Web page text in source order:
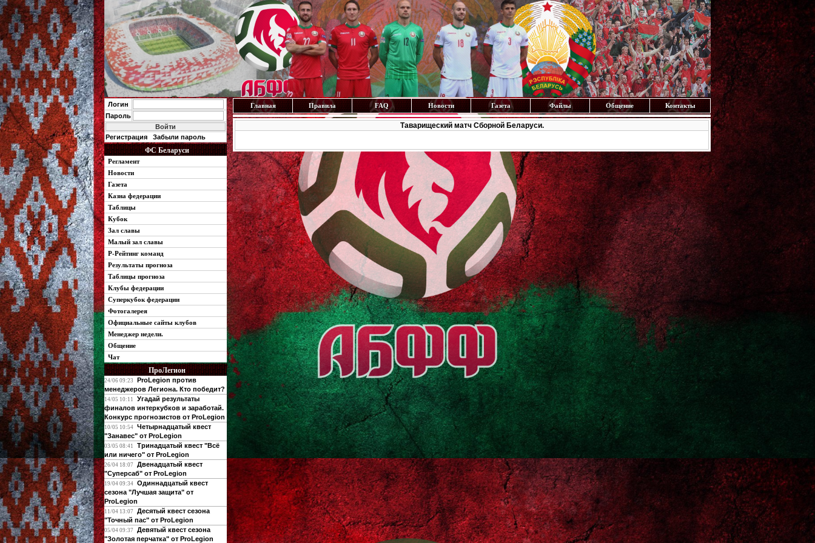
Логин
Пароль
Регистрация Забыли пароль
ФС Беларуси
Регламент
Новости
Газета
Казна федерации
Таблицы
Кубок
Зал славы
Малый зал славы
Р-Рейтинг команд
Результаты прогноза
Таблицы прогноза
Клубы федерации
Суперкубок федерации
Фотогалерея
Официальные сайты клубов
Менеджер недели.
Общение
Чат
ПроЛегион
24/06 09:23
ProLegion против
менеджеров Легиона. Кто победит?
14/05 10:11
Угадай результаты
финалов интеркубков и заработай.
Конкурс прогнозистов от ProLegion
10/05 10:54 Четырнадцатый квест
"Занавес" от ProLegion
03/05 08:41
Тринадцатый квест "Всё
или ничего" от ProLegion
26/04 18:07
Двенадцатый квест
"Суперсаб" от ProLegion
19/04 09:34 Одиннадцатый квест
сезона "Лучшая защита" от
ProLegion
11/04 13:07
Десятый квест сезона
"Точный пас" от ProLegion
05/04 09:37
Девятый квест сезона
"Золотая перчатка" от ProLegion
Главная Правила FAQ Новости Газета Файлы Общение Контакты
Таварищеский матч Сборной Беларуси.